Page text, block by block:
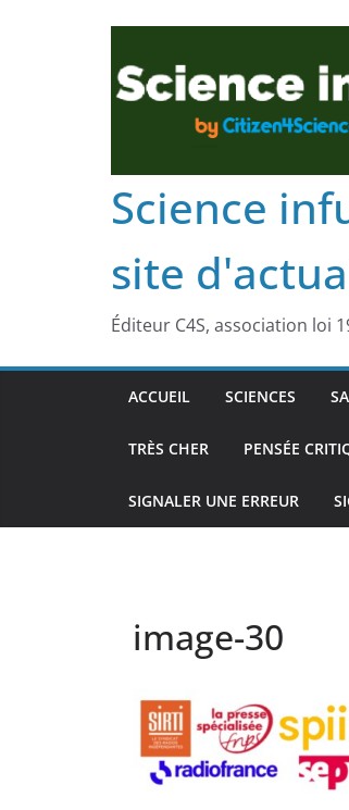
Science
site
Éditeur C4S, association loi
ACCUEIL SCIENCES
TRÈS CHER PENSÉE
SIGNALER UNE ERREUR
image-30